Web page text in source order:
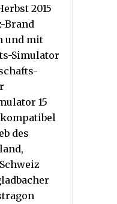
2015
Brand
und mit
Simulator
15
des